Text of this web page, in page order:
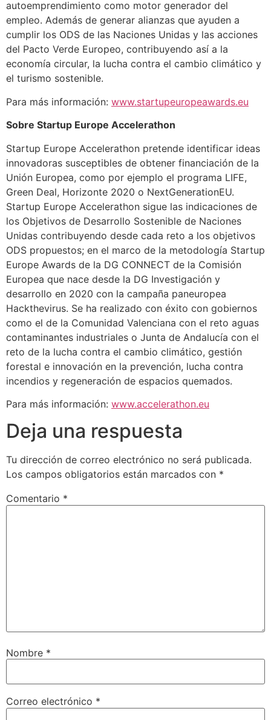
autoemprendimiento como motor generador del
empleo. Además de generar alianzas que ayuden a
cumplir los ODS de las Naciones Unidas y las acciones
del Pacto Verde Europeo, contribuyendo así a la
economía circular, la lucha contra el cambio climático y
el turismo sostenible.
Para más información: www.startupeuropeawards.eu
Sobre Startup Europe Accelerathon
Startup Europe Accelerathon pretende identificar ideas
innovadoras susceptibles de obtener financiación de la
Unión Europea, como por ejemplo el programa LIFE,
Green Deal, Horizonte 2020 o NextGenerationEU.
Startup Europe Accelerathon sigue las indicaciones de
los Objetivos de Desarrollo Sostenible de Naciones
Unidas contribuyendo desde cada reto a los objetivos
ODS propuestos; en el marco de la metodología Startup
Europe Awards de la DG CONNECT de la Comisión
Europea que nace desde la DG Investigación y
desarrollo en 2020 con la campaña paneuropea
Hackthevirus. Se ha realizado con éxito con gobiernos
como el de la Comunidad Valenciana con el reto aguas
contaminantes industriales o Junta de Andalucía con el
reto de la lucha contra el cambio climático, gestión
forestal e innovación en la prevención, lucha contra
incendios y regeneración de espacios quemados.
Para más información: www.accelerathon.eu
Deja una respuesta
Tu dirección de correo electrónico no será publicada.
Los campos obligatorios están marcados con *
Comentario *
Nombre *
Correo electrónico *